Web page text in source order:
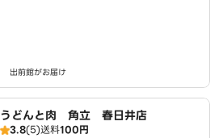
出前館がお届け
うどんと肉 角立 春日井店
3.8(5)送料100円